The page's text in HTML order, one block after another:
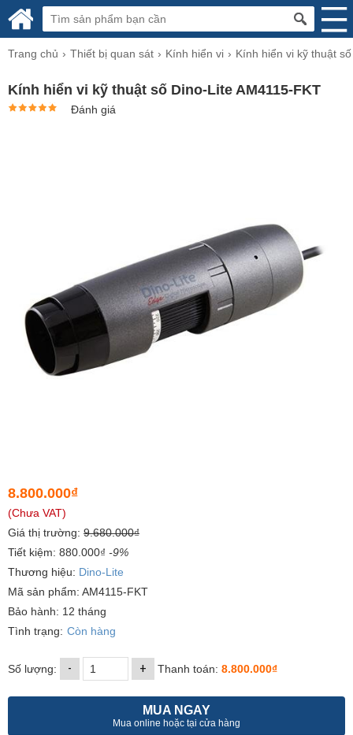
Trang chủ Thiết bị quan sát Kính hiển vi Kính hiển vi kỹ thuật số
Kính hiển vi kỹ thuật số Dino-Lite AM4115-FKT
Đánh giá
8.800.000₫
(Chưa VAT)
Giá thị trường: 9.680.000₫
Tiết kiệm: 880.000₫ -9%
Thương hiệu: Dino-Lite
Mã sản phẩm: AM4115-FKT
Bảo hành: 12 tháng
Tình trạng: Còn hàng
Số lượng: - + Thanh toán: 8.800.000₫
MUA NGAY
Mua online hoặc tại cửa hàng